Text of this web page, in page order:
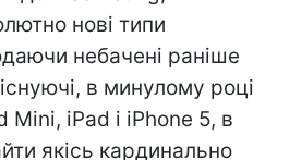
нові типи
небачені раніше
в минулому році
Mini, iPad і iPhone 5, в
якісь кардинально